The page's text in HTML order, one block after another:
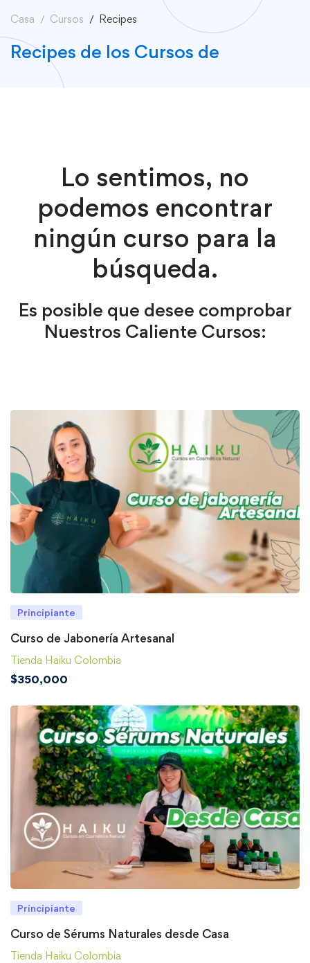
Casa Cursos Recipes
Recipes de los Cursos de
Lo sentimos, no
podemos encontrar
ningún curso para la
búsqueda.
Es posible que desee comprobar
Nuestros Caliente Cursos:
Principiante
Curso de Jabonería Artesanal
Tienda Haiku Colombia
$350,000
Principiante
Curso de Sérums Naturales desde Casa
Tienda Haiku Colombia